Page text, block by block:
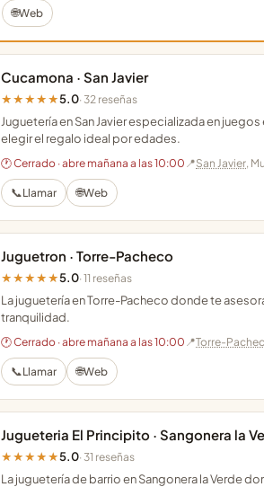
🌐Web
Cucamona · San Javier
★★★★★5.0· 32 reseñas
Juguetería en San Javier especializada en
elegir el regalo ideal por edades.
🕐 Cerrado · abre mañana a las 10:00 📍San Javier,
📞Llamar 🌐Web
Juguetron · Torre-Pacheco
★★★★★5.0· 11 reseñas
La juguetería en Torre-Pacheco donde te
tranquilidad.
🕐 Cerrado · abre mañana a las 10:00 📍Torre-
📞Llamar 🌐Web
Jugueteria El Principito · Sangonera la
★★★★★5.0· 31 reseñas
La juguetería de barrio en Sangonera la Verde